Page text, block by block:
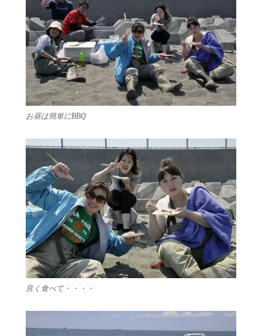
お昼は簡単にBBQ
良く食べて・・・・